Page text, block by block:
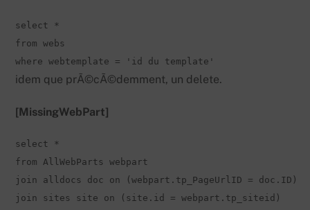
select *
from webs
where webtemplate = 'id du template'
idem que prÃ©cÃ©demment, un delete.
[MissingWebPart]
select *
from AllWebParts webpart
join alldocs doc on (webpart.tp_PageUrlID = doc.ID)
join sites site on (site.id = webpart.tp_siteid)